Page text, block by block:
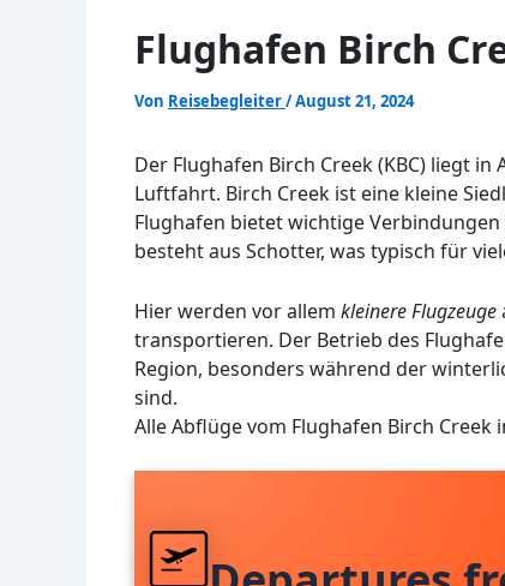
Flughafen Birch
Von Reisebegleiter/August 21, 2024
Der Flughafen Birch Creek (KBC) liegt
Luftfahrt. Birch Creek ist eine kleine
Flughafen bietet wichtige
besteht aus Schotter, was typisch für
Hier werden vor allem kleinere Flugzeuge
transportieren. Der Betrieb des
Region, besonders während der
sind.
Alle Abflüge vom Flughafen Birch Creek